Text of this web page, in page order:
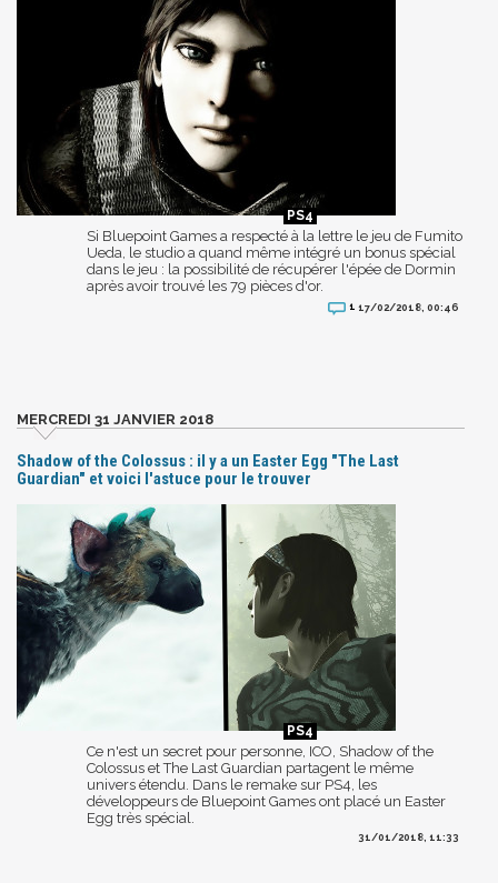
Si Bluepoint Games a respecté à la lettre le jeu de Fumito
Ueda, le studio a quand même intégré un bonus spécial
dans le jeu : la possibilité de récupérer l'épée de Dormin
après avoir trouvé les 79 pièces d'or.
1 17/02/2018, 00:46
MERCREDI 31 JANVIER 2018
Shadow of the Colossus : il y a un Easter Egg "The Last
Guardian" et voici l'astuce pour le trouver
Ce n'est un secret pour personne, ICO, Shadow of the
Colossus et The Last Guardian partagent le même
univers étendu. Dans le remake sur PS4, les
développeurs de Bluepoint Games ont placé un Easter
Egg très spécial.
31/01/2018, 11:33